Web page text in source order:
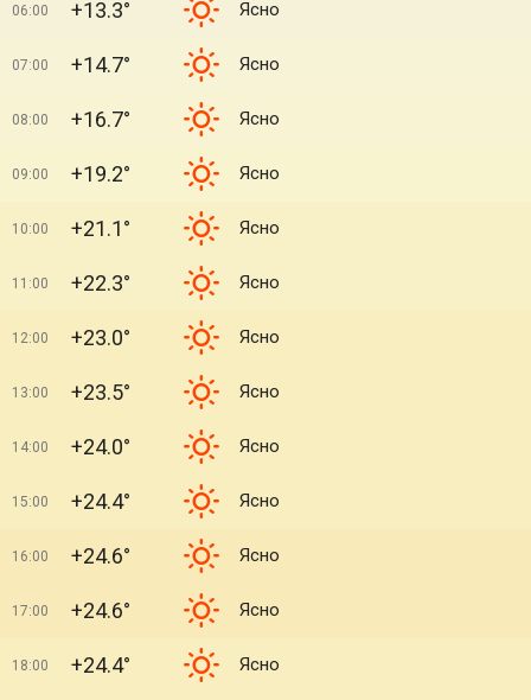
06:00 +13.3° Ясно
07:00 +14.7° Ясно
08:00 +16.7° Ясно
09:00 +19.2° Ясно
10:00 +21.1° Ясно
11:00 +22.3° Ясно
12:00 +23.0° Ясно
13:00 +23.5° Ясно
14:00 +24.0° Ясно
15:00 +24.4° Ясно
16:00 +24.6° Ясно
17:00 +24.6° Ясно
18:00 +24.4° Ясно